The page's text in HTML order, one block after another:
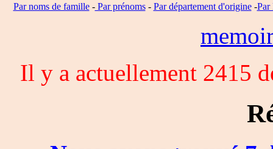
Par noms de famille-Par prénoms- Par département d'origine-Par
Il y a actuellement 2415